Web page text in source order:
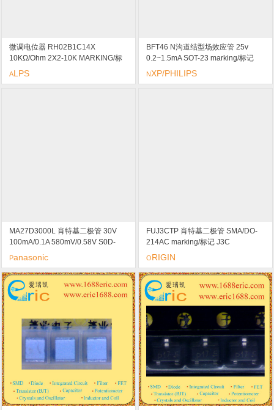
微调电位器 RH02B1C14X
10KΩ/Ohm 2X2-10K MARKING/标
记 14
ALPS
BFT46 N沟道结型场效应管 25v
0.2~1.5mA SOT-23 marking/标记
M3W 低级别的通用放大器
NXP/PHILIPS
MA27D3000L 肖特基二极管 30V
100mA/0.1A 580mV/0.58V S0D-
723/SSSmini2-F2 marking/标记 8N
Panasonic
FUJ3CTP 肖特基二极管 SMA/DO-
214AC marking/标记 J3C
ORIGIN